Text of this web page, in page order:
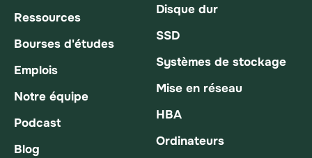
Ressources
Bourses d'études
Emplois
Notre équipe
Podcast
Blog
Disque dur
SSD
Systèmes de stockage
Mise en réseau
HBA
Ordinateurs